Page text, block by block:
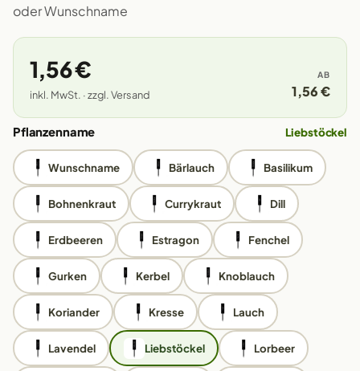
oder Wunschname
1,56 €
inkl. MwSt. · zzgl. Versand
AB
1,56 €
Pflanzenname Liebstöckel
Wunschname Bärlauch Basilikum
Bohnenkraut Currykraut Dill
Erdbeeren Estragon Fenchel
Gurken Kerbel Knoblauch
Koriander Kresse Lauch
Lavendel Liebstöckel Lorbeer